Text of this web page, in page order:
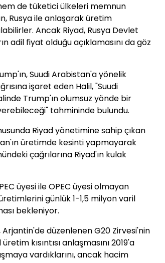
de tüketici ülkeleri memnun
Rusya ile anlaşarak üretim
Ancak Riyad, Rusya Devlet
adil fiyat olduğu açıklamasını da göz
Suudi Arabistan'a yönelik
işaret eden Halil, "Suudi
Trump'ın olumsuz yönde bir
tahmininde bulundu.
Riyad yönetimine sahip çıkan
üretimde kesinti yapmayarak
çağrılarına Riyad'ın kulak
üyesi ile OPEC üyesi olmayan
günlük 1-1,5 milyon varil
bekleniyor.
düzenlenen G20 Zirvesi'nin
kısıntısı anlaşmasını 2019'a
vardıklarını, ancak hacim